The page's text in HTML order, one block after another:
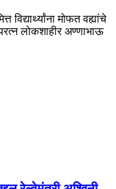
विद्यार्थ्यांना मोफत वह्यांचे
लोकशाहीर अण्णाभाऊ